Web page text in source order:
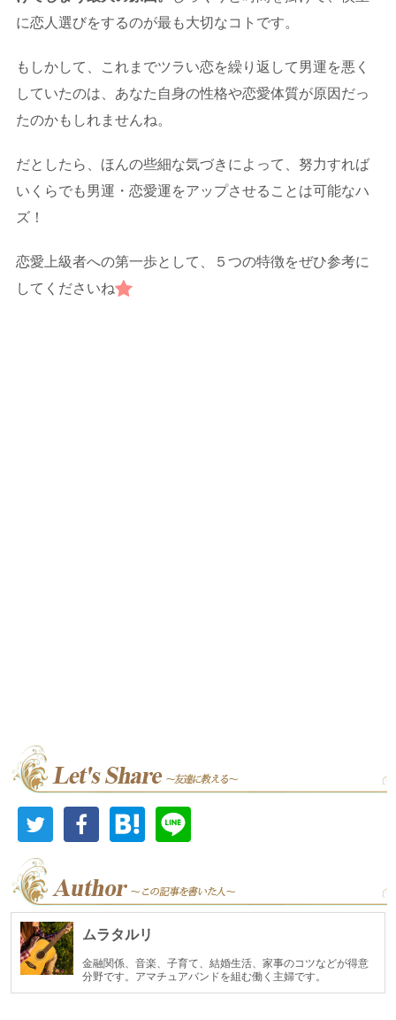
に恋人選びをするのが最も大切なコトです。
もしかして、これまでツラい恋を繰り返して男運を悪く
していたのは、あなた自身の性格や恋愛体質が原因だっ
たのかもしれませんね。
だとしたら、ほんの些細な気づきによって、努力すれば
いくらでも男運・恋愛運をアップさせることは可能なハ
ズ！
恋愛上級者への第一歩として、５つの特徴をぜひ参考に
してくださいね
ムラタルリ
金融関係、音楽、子育て、結婚生活、家事のコツなどが得意
分野です。アマチュアバンドを組む働く主婦です。